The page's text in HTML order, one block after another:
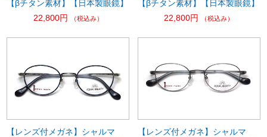
【βチタン素材】【日本製眼鏡】
22,800円
（税込み）
【βチタン素材】【日本製眼鏡】
22,800円
（税込み）
【レンズ付メガネ】シャルマ
【レンズ付メガネ】シャルマ